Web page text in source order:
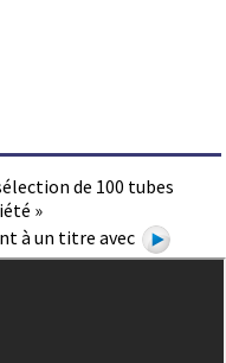
de 100 tubes
»
à un titre avec